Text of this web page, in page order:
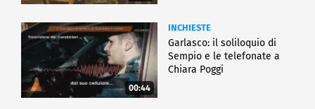
00:44
INCHIESTE
Garlasco: il soliloquio di
Sempio e le telefonate a
Chiara Poggi